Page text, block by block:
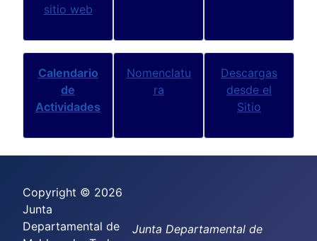
sitio web
Calendario
de
Actividades
Nomenclatu
ra
Descargas
desde el
Sitio
Copyright © 2026
Junta
Departamental de
Junta Departamental de